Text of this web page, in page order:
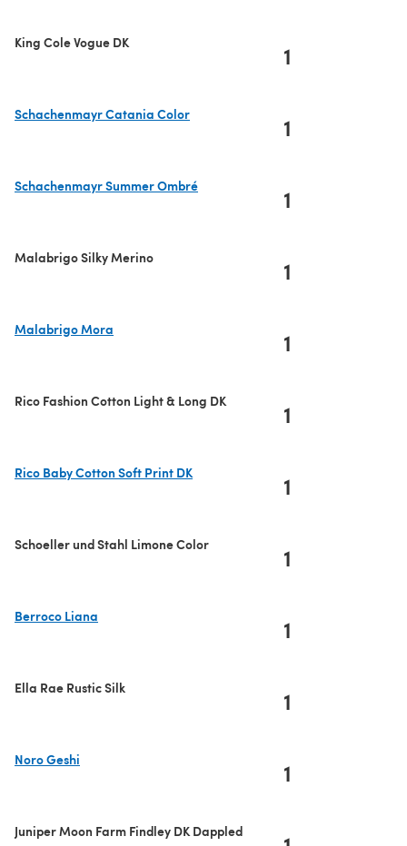
King Cole Vogue DK 1
Schachenmayr Catania Color
1
Schachenmayr Summer Ombré
1
Malabrigo Silky Merino 1
Malabrigo Mora
1
Rico Fashion Cotton Light & Long DK 1
Rico Baby Cotton Soft Print DK
1
Schoeller und Stahl Limone Color 1
Berroco Liana
1
Ella Rae Rustic Silk 1
Noro Geshi
1
Juniper Moon Farm Findley DK Dappled